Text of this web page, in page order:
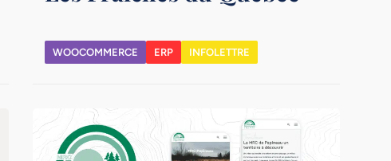
WOOCOMMERCE ERP INFOLETTRE